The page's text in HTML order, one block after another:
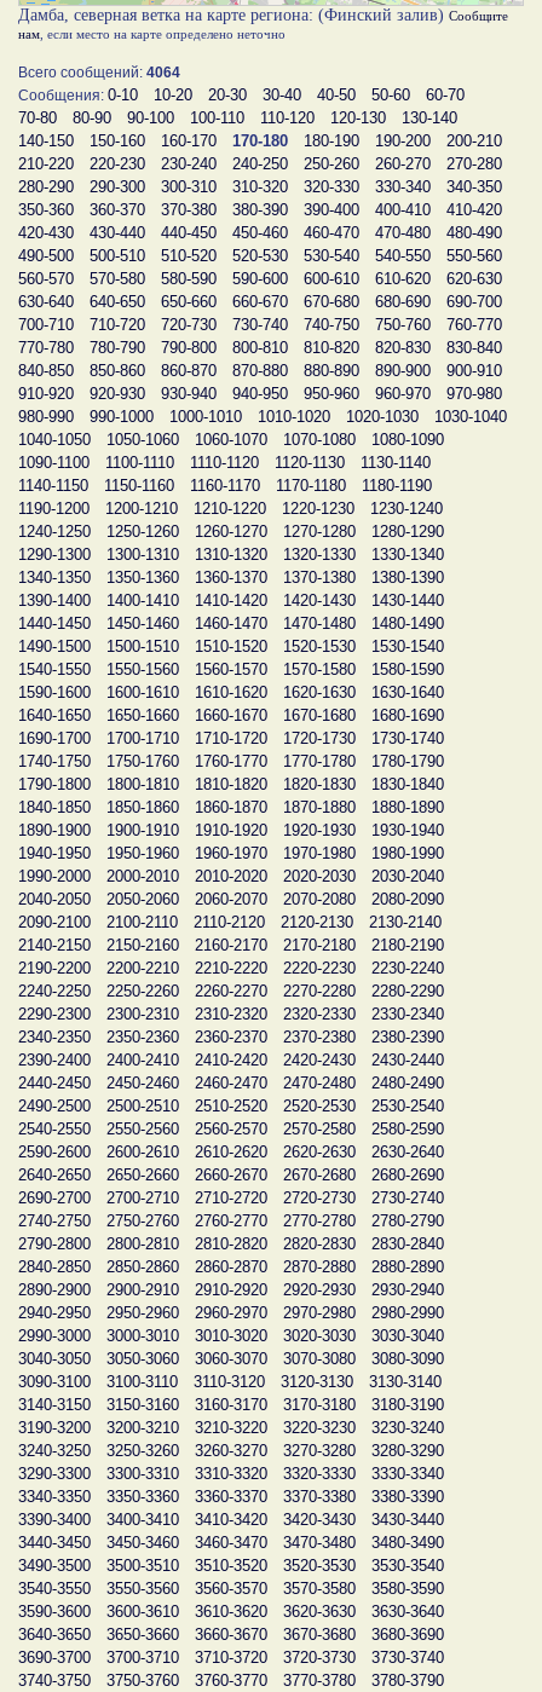
Дамба, северная ветка на карте региона: (Финский залив) Сообщите
нам , если место на карте определено неточно
Всего сообщений: 4064
Сообщения: 0-10 10-20 20-30 30-40 40-50 50-60
60-70
70-80
80-90 90-100 100-110 110-120 120-130
130-140
140-150
150-160 160-170 170-180 180-190 190-200
200-210
210-220
220-230 230-240 240-250 250-260 260-270
270-280
280-290
290-300 300-310 310-320 320-330 330-340
340-350
350-360
360-370 370-380 380-390 390-400 400-410
410-420
420-430
430-440 440-450 450-460 460-470 470-480
480-490
490-500
500-510 510-520 520-530 530-540 540-550
550-560
560-570
570-580 580-590 590-600 600-610 610-620
620-630
630-640
640-650 650-660 660-670 670-680 680-690
690-700
700-710
710-720 720-730 730-740 740-750 750-760
760-770
770-780
780-790 790-800 800-810 810-820 820-830
830-840
840-850
850-860 860-870 870-880 880-890 890-900
900-910
910-920
920-930 930-940 940-950 950-960 960-970
970-980
980-990
990-1000 1000-1010 1010-1020 1020-1030
1030-1040
1040-1050
1050-1060 1060-1070 1070-1080
1080-1090
1090-1100
1100-1110 1110-1120 1120-1130
1130-1140
1140-1150
1150-1160 1160-1170 1170-1180
1180-1190
1190-1200
1200-1210 1210-1220 1220-1230
1230-1240
1240-1250
1250-1260 1260-1270 1270-1280
1280-1290
1290-1300
1300-1310 1310-1320 1320-1330
1330-1340
1340-1350
1350-1360 1360-1370 1370-1380
1380-1390
1390-1400
1400-1410 1410-1420 1420-1430
1430-1440
1440-1450
1450-1460 1460-1470 1470-1480
1480-1490
1490-1500
1500-1510 1510-1520 1520-1530
1530-1540
1540-1550
1550-1560 1560-1570 1570-1580
1580-1590
1590-1600
1600-1610 1610-1620 1620-1630
1630-1640
1640-1650
1650-1660 1660-1670 1670-1680
1680-1690
1690-1700
1700-1710 1710-1720 1720-1730
1730-1740
1740-1750
1750-1760 1760-1770 1770-1780
1780-1790
1790-1800
1800-1810 1810-1820 1820-1830
1830-1840
1840-1850
1850-1860 1860-1870 1870-1880
1880-1890
1890-1900
1900-1910 1910-1920 1920-1930
1930-1940
1940-1950
1950-1960 1960-1970 1970-1980
1980-1990
1990-2000
2000-2010 2010-2020 2020-2030
2030-2040
2040-2050
2050-2060 2060-2070 2070-2080
2080-2090
2090-2100
2100-2110 2110-2120 2120-2130
2130-2140
2140-2150
2150-2160 2160-2170 2170-2180
2180-2190
2190-2200
2200-2210 2210-2220 2220-2230
2230-2240
2240-2250
2250-2260 2260-2270 2270-2280
2280-2290
2290-2300
2300-2310 2310-2320 2320-2330
2330-2340
2340-2350
2350-2360 2360-2370 2370-2380
2380-2390
2390-2400
2400-2410 2410-2420 2420-2430
2430-2440
2440-2450
2450-2460 2460-2470 2470-2480
2480-2490
2490-2500
2500-2510 2510-2520 2520-2530
2530-2540
2540-2550
2550-2560 2560-2570 2570-2580
2580-2590
2590-2600
2600-2610 2610-2620 2620-2630
2630-2640
2640-2650
2650-2660 2660-2670 2670-2680
2680-2690
2690-2700
2700-2710 2710-2720 2720-2730
2730-2740
2740-2750
2750-2760 2760-2770 2770-2780
2780-2790
2790-2800
2800-2810 2810-2820 2820-2830
2830-2840
2840-2850
2850-2860 2860-2870 2870-2880
2880-2890
2890-2900
2900-2910 2910-2920 2920-2930
2930-2940
2940-2950
2950-2960 2960-2970 2970-2980
2980-2990
2990-3000
3000-3010 3010-3020 3020-3030
3030-3040
3040-3050
3050-3060 3060-3070 3070-3080
3080-3090
3090-3100
3100-3110 3110-3120 3120-3130
3130-3140
3140-3150
3150-3160 3160-3170 3170-3180
3180-3190
3190-3200
3200-3210 3210-3220 3220-3230
3230-3240
3240-3250
3250-3260 3260-3270 3270-3280
3280-3290
3290-3300
3300-3310 3310-3320 3320-3330
3330-3340
3340-3350
3350-3360 3360-3370 3370-3380
3380-3390
3390-3400
3400-3410 3410-3420 3420-3430
3430-3440
3440-3450
3450-3460 3460-3470 3470-3480
3480-3490
3490-3500
3500-3510 3510-3520 3520-3530
3530-3540
3540-3550
3550-3560 3560-3570 3570-3580
3580-3590
3590-3600
3600-3610 3610-3620 3620-3630
3630-3640
3640-3650
3650-3660 3660-3670 3670-3680
3680-3690
3690-3700
3700-3710 3710-3720 3720-3730
3730-3740
3740-3750
3750-3760 3760-3770 3770-3780
3780-3790